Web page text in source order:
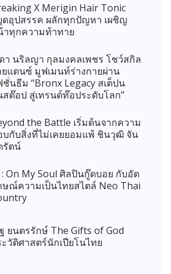
X Merigin Hair Tonic
ดอุปสรรค ผลักทุกปัญหา เผชิญ
าทุกความท้าทาย
า นริลญา กุลมงคลเพชร โชว์สกิล
ยแดนซ์ มูฟเมนท์ร่างกายผ่าน
นธีม “Bronx Legacy สเต็ปน
สต๊อป สู่เทรนด์ท๊อประดับโลก”
the Battle เริ่มต้นจากความ
บกับสิ่งที่ไม่เคยยอมแพ้ ชินวุฒิ จัน
รัตน์
: On My Soul ศิลปินกู๊ดบอย กับอัต
ษณ์ความเป็นไทยสไตล์ Neo Thai
ยนตรรักษ์ The Gifts of God
วัติศาสตร์นักเปียโนไทย